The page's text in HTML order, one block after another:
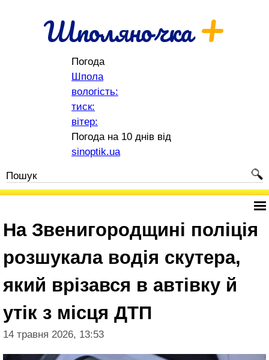
Шполяночка+
Погода
Шпола
вологість:
тиск:
вітер:
Погода на 10 днів від
sinoptik.ua
На Звенигородщині поліція
розшукала водія скутера,
який врізався в автівку й
утік з місця ДТП
14 травня 2026, 13:53